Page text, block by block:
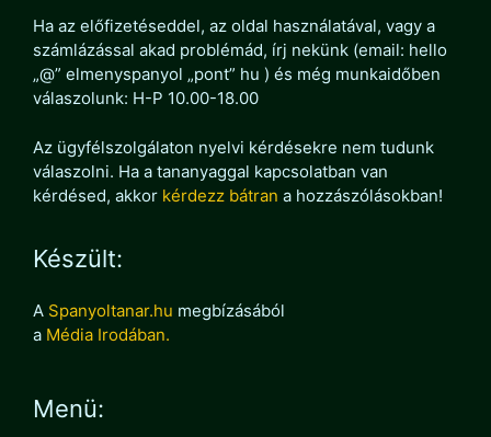
Ha az előfizetéseddel, az oldal használatával, vagy a
számlázással akad problémád, írj nekünk (email: hello
„@” elmenyspanyol „pont” hu ) és még munkaidőben
válaszolunk: H-P 10.00-18.00
Az ügyfélszolgálaton nyelvi kérdésekre nem tudunk
válaszolni. Ha a tananyaggal kapcsolatban van
kérdésed, akkor kérdezz bátran a hozzászólásokban!
Készült:
A Spanyoltanar.hu megbízásából
a Média Irodában.
Menü: